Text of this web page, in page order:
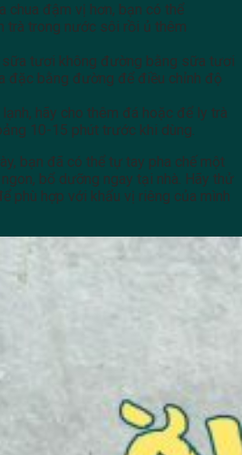
chua đậm vị hơn, bạn có thể
trà trong nước sôi rồi ủ thêm
sữa tươi không đường bằng sữa tươi
đặc bằng đường để điều chỉnh độ
hãy cho thêm đá hoặc để ly trà
10-15 phút trước khi dùng.
bạn đã có thể tự tay pha chế một
bổ dưỡng ngay tại nhà. Hãy thử
phù hợp với khẩu vị riêng của mình